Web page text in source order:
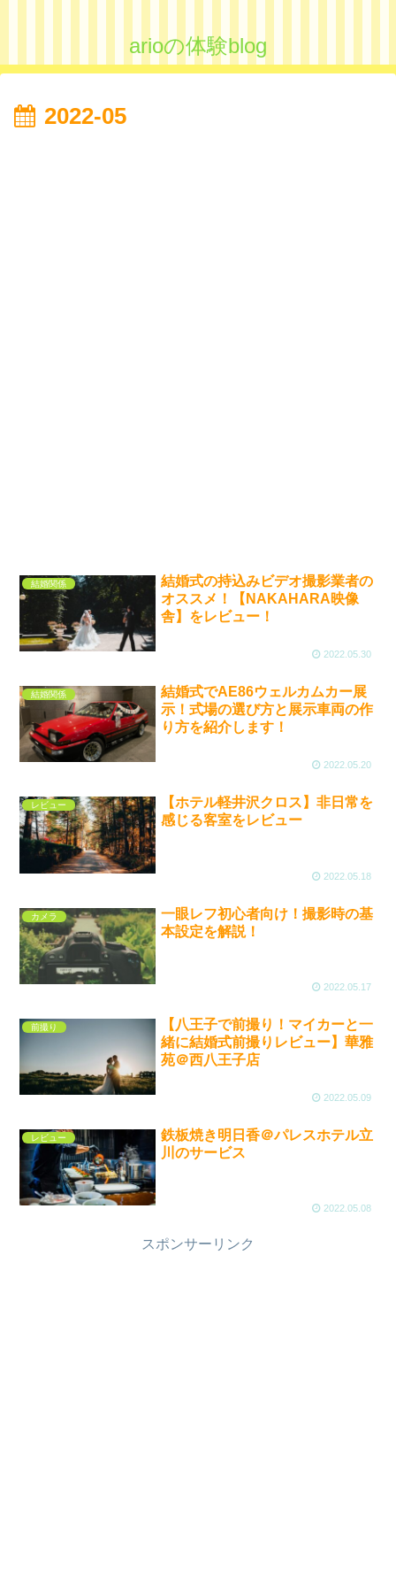
arioの体験blog
2022-05
結婚関係
結婚式の持込みビデオ撮影業者の
オススメ！【NAKAHARA映像
舎】をレビュー！
2022.05.30
結婚関係
結婚式でAE86ウェルカムカー展
示！式場の選び方と展示車両の作
り方を紹介します！
2022.05.20
レビュー
【ホテル軽井沢クロス】非日常を
感じる客室をレビュー
2022.05.18
カメラ
一眼レフ初心者向け！撮影時の基
本設定を解説！
2022.05.17
前撮り
【八王子で前撮り！マイカーと一
緒に結婚式前撮りレビュー】華雅
苑＠西八王子店
2022.05.09
レビュー
鉄板焼き明日香＠パレスホテル立
川のサービス
2022.05.08
スポンサーリンク